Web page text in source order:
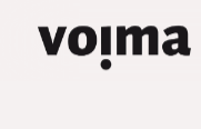
Päävalikko